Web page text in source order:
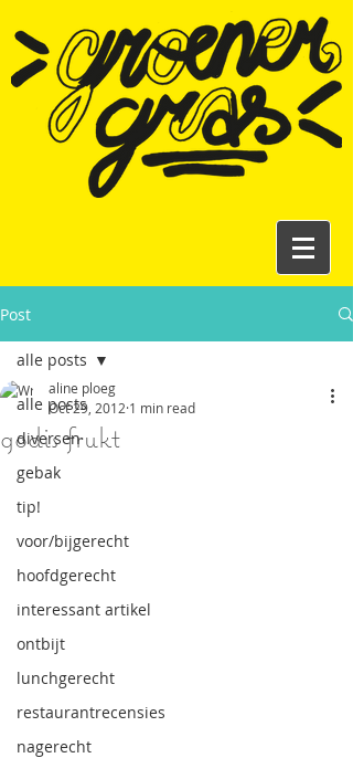
Post
alle posts
diversen
gebak
tip!
voor/bijgerecht
hoofdgerecht
interessant artikel
ontbijt
lunchgerecht
restaurantrecensies
nagerecht
alle posts
godis frukt
aline ploeg
Oct 29, 2012 1 min read